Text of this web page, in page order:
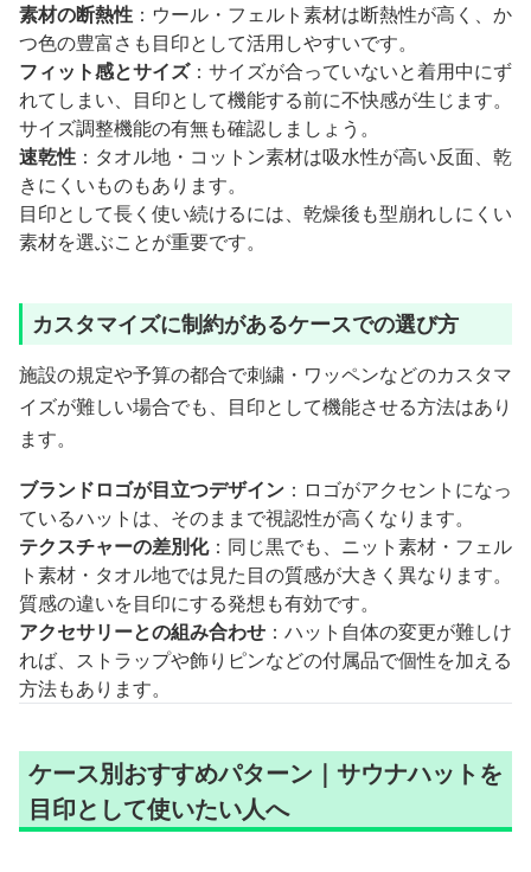
素材の断熱性 ：ウール・フェルト素材は断熱性が高く、か
つ色の豊富さも目印として活用しやすいです。
フィット感とサイズ：サイズが合っていないと着用中にず
れてしまい、目印として機能する前に不快感が生じます。
サイズ調整機能の有無も確認しましょう。
速乾性 ：タオル地・コットン素材は吸水性が高い反面、乾
きにくいものもあります。
目印として長く使い続けるには、乾燥後も型崩れしにくい
素材を選ぶことが重要です。
カスタマイズに制約があるケースでの選び方
施設の規定や予算の都合で刺繍・ワッペンなどのカスタマ
イズが難しい場合でも、目印として機能させる方法はあり
ます。
ブランドロゴが目立つデザイン ：ロゴがアクセントになっ
ているハットは、そのままで視認性が高くなります。
テクスチャーの差別化：同じ黒でも、ニット素材・フェル
ト素材・タオル地では見た目の質感が大きく異なります。
質感の違いを目印にする発想も有効です。
アクセサリーとの組み合わせ ：ハット自体の変更が難しけ
れば、ストラップや飾りピンなどの付属品で個性を加える
方法もあります。
ケース別おすすめパターン｜サウナハットを
目印として使いたい人へ